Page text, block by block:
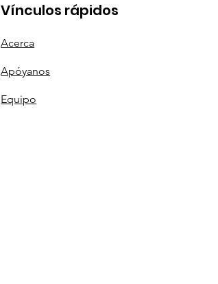
Vínculos rápidos
Acerca
Apóyanos
Equipo